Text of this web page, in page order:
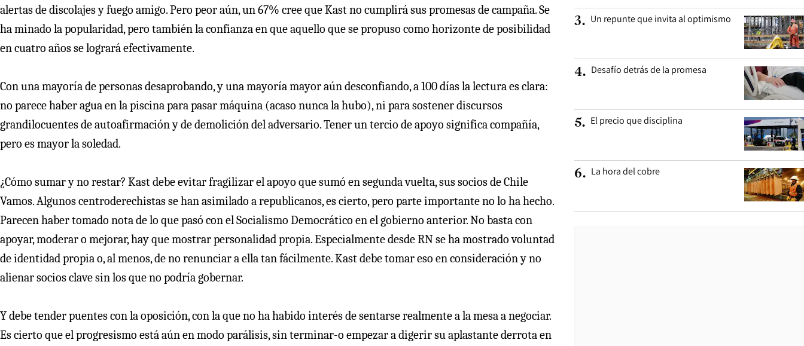
alertas de discolajes y fuego amigo. Pero peor aún, un 67% cree que Kast no cumplirá sus promesas de campaña. Se
ha minado la popularidad, pero también la confianza en que aquello que se propuso como horizonte de posibilidad
en cuatro años se logrará efectivamente.
Con una mayoría de personas desaprobando, y una mayoría mayor aún desconfiando, a 100 días la lectura es clara:
no parece haber agua en la piscina para pasar máquina (acaso nunca la hubo), ni para sostener discursos
grandilocuentes de autoafirmación y de demolición del adversario. Tener un tercio de apoyo significa compañía,
pero es mayor la soledad.
¿Cómo sumar y no restar? Kast debe evitar fragilizar el apoyo que sumó en segunda vuelta, sus socios de Chile
Vamos. Algunos centroderechistas se han asimilado a republicanos, es cierto, pero parte importante no lo ha hecho.
Parecen haber tomado nota de lo que pasó con el Socialismo Democrático en el gobierno anterior. No basta con
apoyar, moderar o mejorar, hay que mostrar personalidad propia. Especialmente desde RN se ha mostrado voluntad
de identidad propia o, al menos, de no renunciar a ella tan fácilmente. Kast debe tomar eso en consideración y no
alienar socios clave sin los que no podría gobernar.
Y debe tender puentes con la oposición, con la que no ha habido interés de sentarse realmente a la mesa a negociar.
Es cierto que el progresismo está aún en modo parálisis, sin terminar-o empezar a digerir su aplastante derrota en
3. Un repunte que invita al optimismo
4. Desafío detrás de la promesa
5. El precio que disciplina
6. La hora del cobre